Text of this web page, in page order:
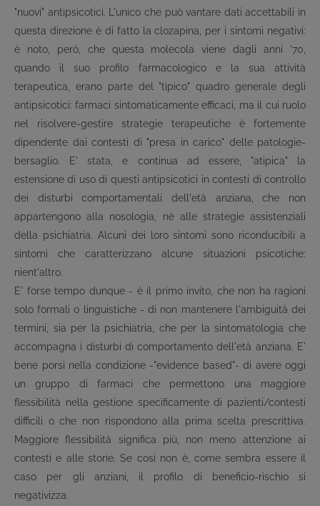
"nuovi" antipsicotici. L'unico che può vantare dati accettabili in
questa direzione è di fatto la clozapina, per i sintomi negativi:
è noto, però, che questa molecola viene dagli anni '70,
quando il suo profilo farmacologico e la sua attività
terapeutica, erano parte del "tipico" quadro generale degli
antipsicotici: farmaci sintomaticamente efficaci, ma il cui ruolo
nel risolvere-gestire strategie terapeutiche è fortemente
dipendente dai contesti di "presa in carico" delle patologie-
bersaglio. E' stata, e continua ad essere, "atipica" la
estensione di uso di questi antipsicotici in contesti di controllo
dei disturbi comportamentali dell'età anziana, che non
appartengono alla nosologia, nè alle strategie assistenziali
della psichiatria. Alcuni dei loro sintomi sono riconducibili a
sintomi che caratterizzano alcune situazioni psicotiche:
nient'altro.
E' forse tempo dunque - è il primo invito, che non ha ragioni
solo formali o linguistiche - di non mantenere l'ambiguità dei
termini, sia per la psichiatria, che per la sintomatologia che
accompagna i disturbi di comportamento dell'età anziana. E'
bene porsi nella condizione -"evidence based"- di avere oggi
un gruppo di farmaci che permettono una maggiore
flessibilità nella gestione specificamente di pazienti/contesti
difficili o che non rispondono alla prima scelta prescrittiva.
Maggiore flessibilità significa più, non meno attenzione ai
contesti e alle storie. Se così non è, come sembra essere il
caso per gli anziani, il profilo di beneficio-rischio si
negativizza.